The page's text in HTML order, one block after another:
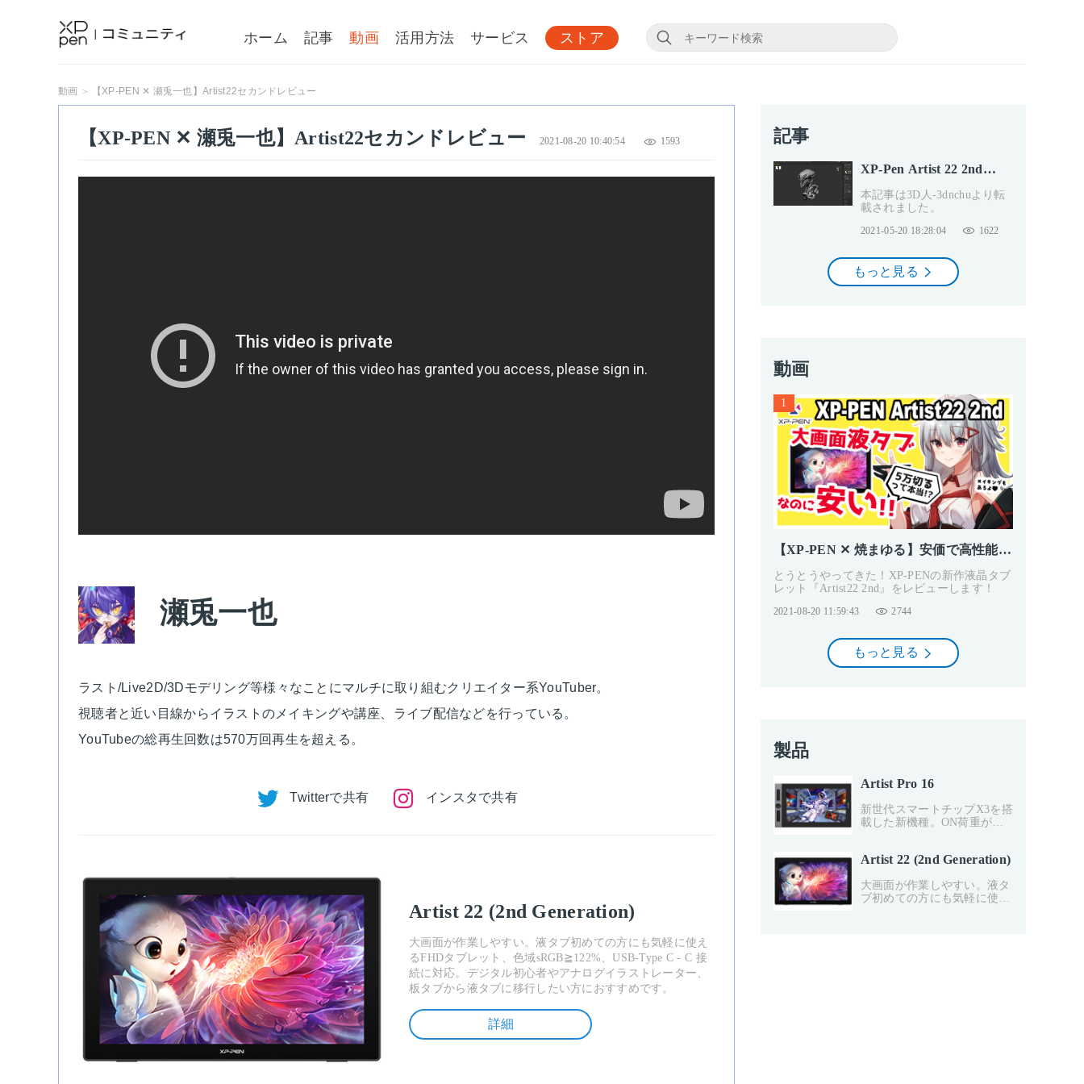
ホーム 記事 動画 活用方法 サービス ストア
動画 【XP-PEN ✕ 瀬兎一也】Artist22セカンドレビュー
【XP-PEN ✕ 瀬兎一也】Artist22セカンドレビュー 2021-08-20 10:40:54 1593
瀬兎一也
ラスト/Live2D/3Dモデリング等様々なことにマルチに取り組むクリエイター系YouTuber。
視聴者と近い目線からイラストのメイキングや講座、ライブ配信などを行っている。
YouTubeの総再生回数は570万回再生を超える。
Twitterで共有 インスタで共有
Artist 22 (2nd Generation)
大画面が作業しやすい。液タブ初めての方にも気軽に使え
るFHDタブレット、色域sRGB≧122%、USB-Type C - C 接
続に対応。デジタル初心者やアナログイラストレーター、
板タブから液タブに移行したい方におすすめです。
詳細
記事
XP-Pen Artist 22 2nd
年新モデル！5万円を切る
21.5インチの大画面液晶
ペンタブレット「Artist
た！筆圧8192レベル＆傾
き検知搭載！
本記事は3D人-3dnchuより転
載されました。
2021-05-20 18:28:04 1622
もっと見る
動画
1
【XP-PEN ✕ 焼まゆる】安価で高性能！
とうとうやってきた！XP-PENの新作液晶タブ
レット『Artist22 2nd』をレビューします！
2021-08-20 11:59:43 2744
もっと見る
製品
Artist Pro 16
新世代スマートチップX3を搭
載した新機種。ON荷重がわ
繊細に描くことができます。
ィスプレイ搭載で、視差は感
じません。
Artist 22 (2nd Generation)
大画面が作業しやすい。液タ
ブ初めての方にも気軽に使え